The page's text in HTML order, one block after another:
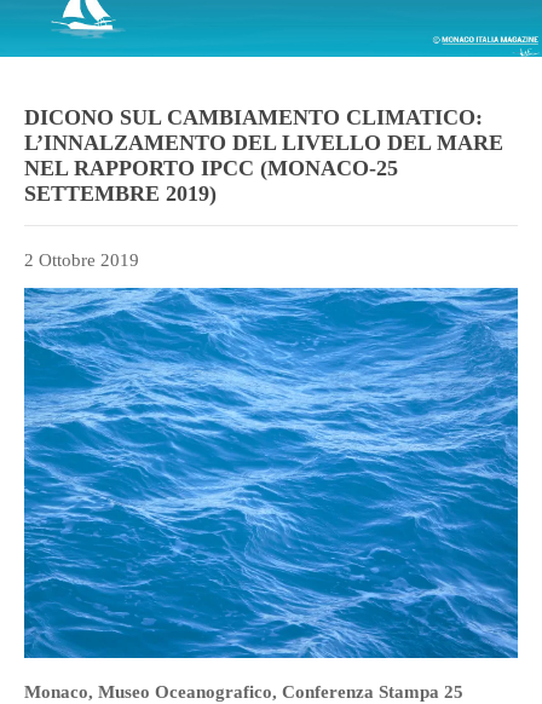
DICONO SUL CAMBIAMENTO CLIMATICO:
L’INNALZAMENTO DEL LIVELLO DEL MARE
NEL RAPPORTO IPCC (MONACO-25
SETTEMBRE 2019)
2 Ottobre 2019
Monaco, Museo Oceanografico, Conferenza Stampa 25